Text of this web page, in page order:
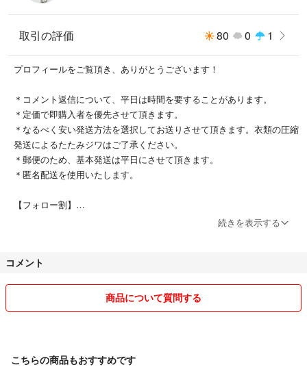
取引の評価 80 0 1
プロフィールをご覧頂き、ありがとうございます！
＊コメント返信について、平日は時間を要することがあります。
＊定価で即購入者を優先させて頂きます。
＊なるべく安い発送方法を選択してお送りさせて頂きます。衣類の圧縮
発送によるたたみジワはご了承ください。
＊郵便のため、基本発送は平日にさせて頂きます。
＊匿名配送を使用いたします。
【フォロー割】
2点以上で➕100円引き
【注意していただきたいこと】
海外インポート品（海外輸入品）も取り扱っております。
入荷時期により、予告なく細かな仕様が異なることがあります。
お客様都合でのイメージ違いによるキャンセルはご遠慮下さい。
続きを表示する
コメント
商品について質問する
こちらの商品もおすすめです